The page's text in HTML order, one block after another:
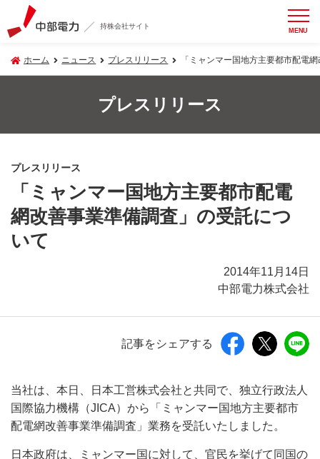
持株会社サイト MENU
ホーム ニュース プレスリリース 「ミャンマー国地方主要都市配電
プレスリリース
プレスリリース
「ミャンマー国地方主要都市配電
網改善事業準備調査」の受託につ
いて
2014年11月14日
中部電力株式会社
記事をシェアする
当社は、本日、日本工営株式会社と共同で、独立行政法人
国際協力機構（JICA）から「ミャンマー国地方主要都市
配電網改善事業準備調査」業務を受託いたしました。
日本政府は、ミャンマー国に対して、官民を挙げて同国の